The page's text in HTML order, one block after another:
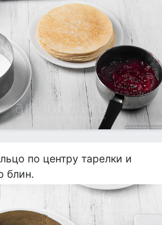
по центру тарелки и
блин.